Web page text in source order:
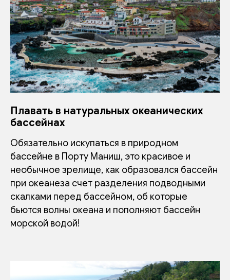
Плавать в натуральных океанических
бассейнах
Обязательно искупаться в природном
бассейне в Порту Маниш, это красивое и
необычное зрелище, как образовался бассейн
при океанеза счет разделения подводными
скалками перед бассейном, об которые
бьются волны океана и пополняют бассейн
морской водой!